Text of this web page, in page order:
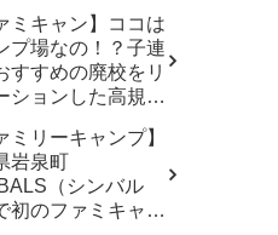
ミキャン】ココは
プ場なの！？子連
すすめの廃校をリ
ションした高規格
ちいさおきゃんぷ
ミリーキャンプ】
岩泉町
（シンバル
初のファミキャ